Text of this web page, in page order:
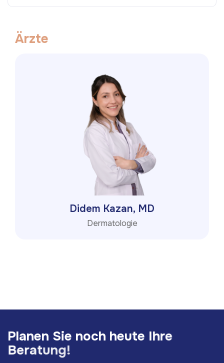
Ärzte
Didem Kazan, MD
Dermatologie
Planen Sie noch heute Ihre
Beratung!